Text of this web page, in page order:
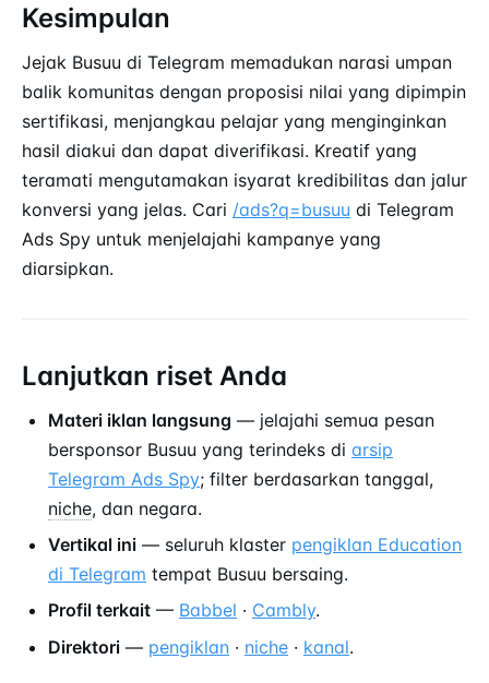
Kesimpulan
Jejak Busuu di Telegram memadukan narasi umpan
balik komunitas dengan proposisi nilai yang dipimpin
sertifikasi, menjangkau pelajar yang menginginkan
hasil diakui dan dapat diverifikasi. Kreatif yang
teramati mengutamakan isyarat kredibilitas dan jalur
konversi yang jelas. Cari /ads?q=busuu di Telegram
Ads Spy untuk menjelajahi kampanye yang
diarsipkan.
Lanjutkan riset Anda
Materi iklan langsung — jelajahi semua pesan
bersponsor Busuu yang terindeks di arsip
Telegram Ads Spy; filter berdasarkan tanggal,
niche, dan negara.
Vertikal ini — seluruh klaster pengiklan Education
di Telegram tempat Busuu bersaing.
Profil terkait — Babbel · Cambly.
Direktori — pengiklan · niche · kanal.